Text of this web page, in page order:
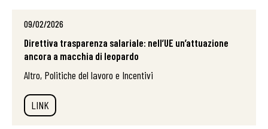
09/02/2026
Direttiva trasparenza salariale: nell’UE un’attuazione
ancora a macchia di leopardo
Altro, Politiche del lavoro e Incentivi
LINK